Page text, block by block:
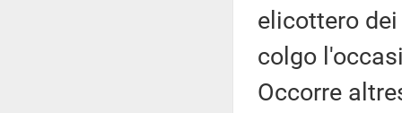
elicottero
colgo
Occorre